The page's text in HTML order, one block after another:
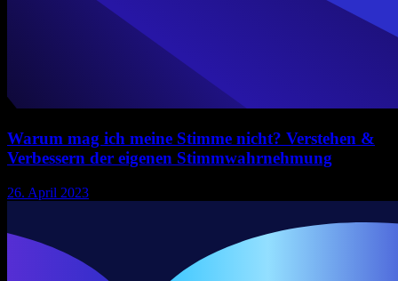
Warum mag ich meine Stimme nicht? Verstehen &
Verbessern der eigenen Stimmwahrnehmung
26. April 2023